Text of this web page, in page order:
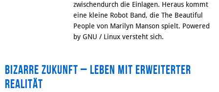
zwischendurch die Einlagen. Heraus kommt
eine kleine Robot Band, die The Beautiful
People von Marilyn Manson spielt. Powered
by GNU / Linux versteht sich.
Bizarre Zukunft – Leben mit erweiterter
Realität